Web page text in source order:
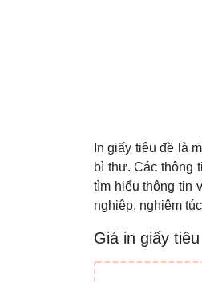
In giấy tiêu đề là
bì thư. Các thông
tìm hiểu thông tin
nghiệp, nghiêm
Giá in giấy